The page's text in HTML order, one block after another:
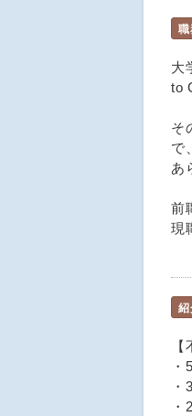
職
大
to
そ
で、
あ
前
現
紹